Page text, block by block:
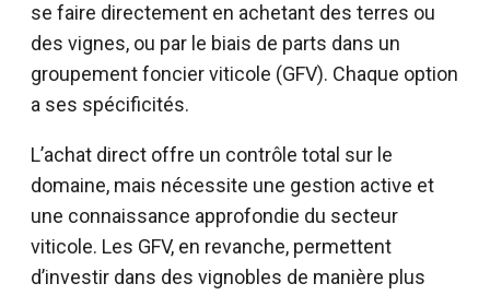
se faire directement en achetant des terres ou
des vignes, ou par le biais de parts dans un
groupement foncier viticole (GFV). Chaque option
a ses spécificités.
L’achat direct offre un contrôle total sur le
domaine, mais nécessite une gestion active et
une connaissance approfondie du secteur
viticole. Les GFV, en revanche, permettent
d’investir dans des vignobles de manière plus